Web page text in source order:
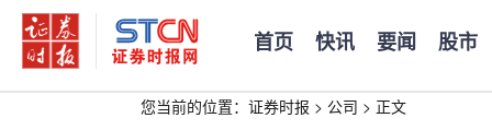
首页 快讯 要闻 股市
您当前的位置： 证券时报 > 公司 > 正文